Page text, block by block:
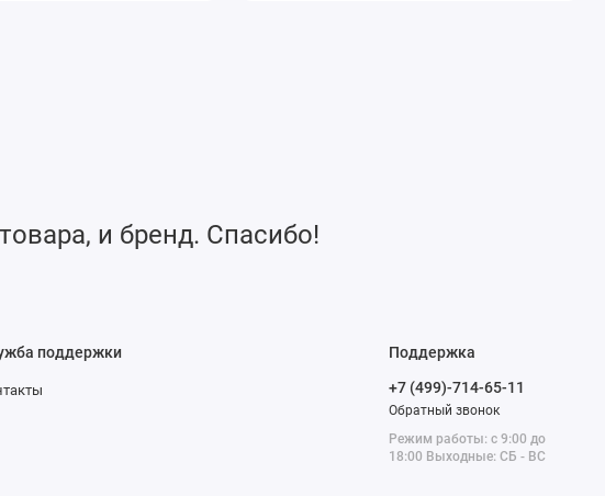
и бренд. Спасибо!
поддержки
Поддержка
+7 (499)-714-65-11
Обратный звонок
Режим работы: с 9:00 до
18:00 Выходные: СБ - ВС